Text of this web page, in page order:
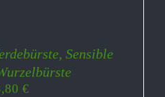
Sensible
€